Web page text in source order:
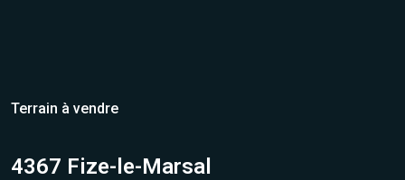
Terrain à vendre
4367 Fize-le-Marsal